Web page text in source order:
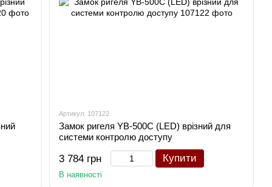
Артикул: 107122
Замок ригеля YB-500C (LED) врізний для
системи контролю доступу
3 784 грн Купити
В наявності